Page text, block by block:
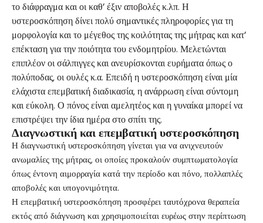
το διάφραγμα και οι καθ’ έξιν αποβολές κ.λπ. Η
υστεροσκόπηση δίνει πολύ σημαντικές πληροφορίες για τη
μορφολογία και το μέγεθος της κοιλότητας της μήτρας και κατ’
επέκταση για την ποιότητα του ενδομητρίου. Μελετώνται
επιπλέον οι σάλπιγγες και ανευρίσκονται ευρήματα όπως ο
πολύποδας, οι ουλές κ.α. Επειδή η υστεροσκόπηση είναι μία
ελάχιστα επεμβατική διαδικασία, η ανάρρωση είναι σύντομη
και εύκολη. Ο πόνος είναι αμελητέος και η γυναίκα μπορεί να
επιστρέψει την ίδια ημέρα στο σπίτι της.
Διαγνωστική και επεμβατική υστεροσκόπηση
Η διαγνωστική υστεροσκόπηση γίνεται για να ανιχνευτούν
ανωμαλίες της μήτρας, οι οποίες προκαλούν συμπτωματολογία
όπως έντονη αιμορραγία κατά την περίοδο και πόνο, πολλαπλές
αποβολές και υπογονιμότητα.
Η επεμβατική υστεροσκόπηση προσφέρει ταυτόχρονα θεραπεία
εκτός από διάγνωση και χρησιμοποιείται ευρέως στην περίπτωση